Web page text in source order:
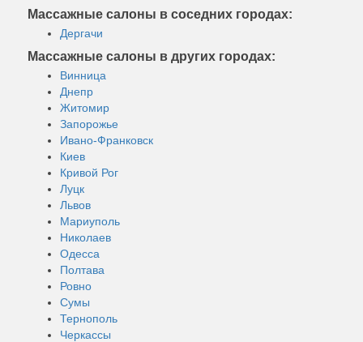
Массажные салоны в соседних городах:
Дергачи
Массажные салоны в других городах:
Винница
Днепр
Житомир
Запорожье
Ивано-Франковск
Киев
Кривой Рог
Луцк
Львов
Мариуполь
Николаев
Одесса
Полтава
Ровно
Сумы
Тернополь
Черкассы